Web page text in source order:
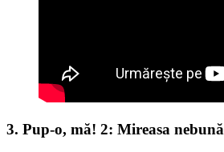
3. Pup-o, mă! 2: Mireasa nebună